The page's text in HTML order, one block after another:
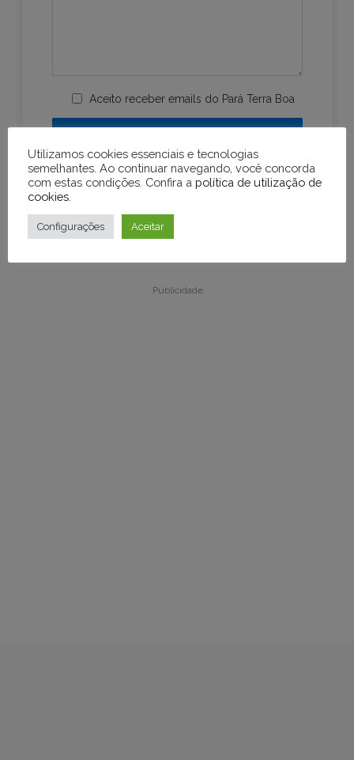
Aceito receber emails do Pará Terra Boa
Publicidade
Publicidade
Utilizamos cookies essenciais e tecnologias
semelhantes. Ao continuar navegando, você concorda
com estas condições. Confira a política de utilização de
cookies
Configurações Aceitar